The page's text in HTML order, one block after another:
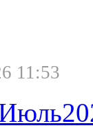
11:53